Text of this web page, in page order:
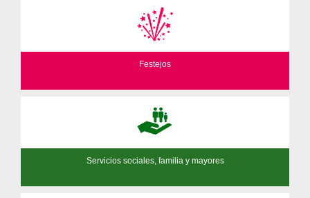
Festejos
Servicios sociales, familia y mayores